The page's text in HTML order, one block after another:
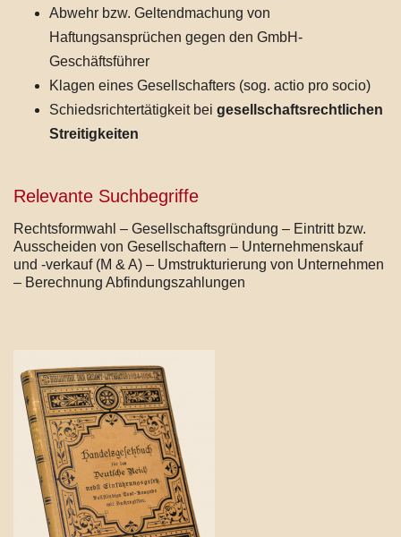
Abwehr bzw. Geltendmachung von
Haftungsansprüchen gegen den GmbH-
Geschäftsführer
Klagen eines Gesellschafters (sog. actio pro socio)
Schiedsrichtertätigkeit bei gesellschaftsrechtlichen
Streitigkeiten
Relevante Suchbegriffe
Rechtsformwahl – Gesellschaftsgründung – Eintritt bzw.
Ausscheiden von Gesellschaftern – Unternehmenskauf
und -verkauf (M & A) – Umstrukturierung von Unternehmen
– Berechnung Abfindungszahlungen